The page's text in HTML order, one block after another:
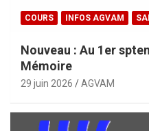
COURS INFOS AGVAM
Nouveau : Au 1er
Mémoire
29 juin 2026 AGVAM